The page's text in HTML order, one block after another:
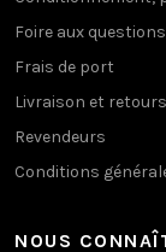
Foire aux questions
Frais de port
Livraison et retours
Revendeurs
Conditions
NOUS